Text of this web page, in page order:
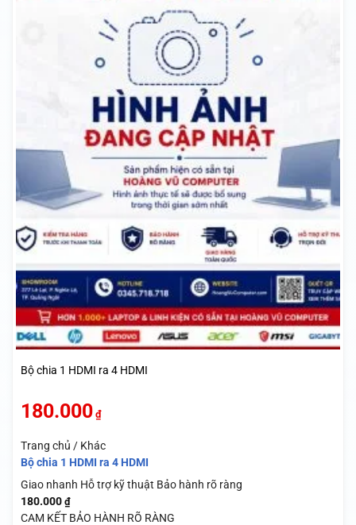
Bộ chia 1 HDMI ra 4 HDMI
180.000 ₫
Trang chủ / Khác
Bộ chia 1 HDMI ra 4 HDMI
Giao nhanh Hỗ trợ kỹ thuật Bảo hành rõ ràng
180.000 ₫
CAM KẾT BẢO HÀNH RÕ RÀNG